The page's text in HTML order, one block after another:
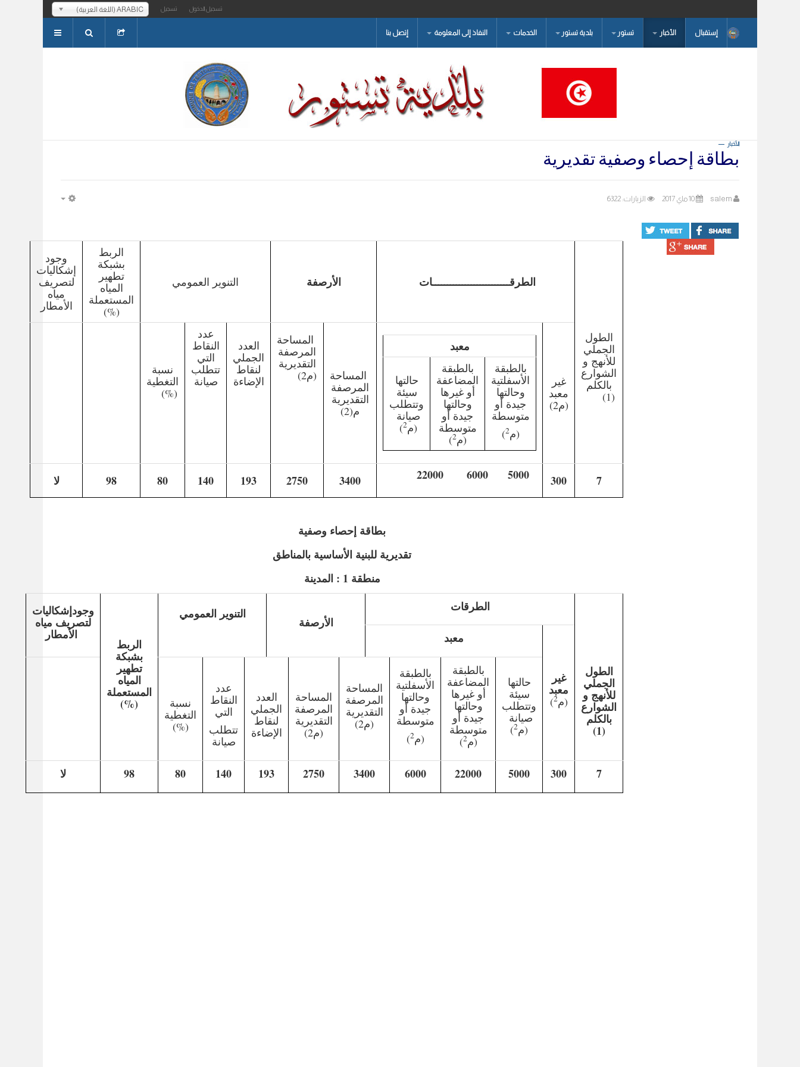
ARABIC (اللغة العربية) تسجيل الدخول تسجيل
إستقبال الأخبار تستور بلدية تستور الخدمات النفاذ إلى المعلومة إتصل بنا
الأخبار
بطاقة إحصاء وصفية تقديرية
salem 10 ماي 2017 الزيارات: 6322
الطول
الجملي
للأنهج و
الشوارع
بالكلم
(1)
الطرقــــــــــــــــــــــــــات الأرصفة التنوير العمومي
الربط
بشبكة
تطهير
المياه
المستعملة
(%)
وجود
إشكاليات
لتصريف
مياه
الأمطار
غير
معبد
(م2)
معبد
بالطبقة
الأسفلتية
وحالتها
جيدة أو
متوسطة
(م2
)
بالطبقة
المضاعفة
أو غيرها
وحالتها
جيدة أو
متوسطة
(م2
)
حالتها
سيئة
وتتطلب
صيانة
(م2
)
المساحة
المرصفة
التقديرية
م(2)
المساحة
المرصفة
التقديرية
(م2)
العدد
الجملي
لنقاط
الإضاءة
عدد
النقاط
التي
تتطلب
صيانة
نسبة
التغطية
(%)
7
300
3400
2750
193
140
80
98 لا
بطاقة إحصاء وصفية
تقديرية للبنية الأساسية بالمناطق
منطقة 1 : المدينة
الطول
الجملي
للأنهج و
الشوارع
بالكلم
(1)
الطرقات
الأرصفة
التنوير العمومي
الربط
بشبكة
تطهير
المياه
المستعملة
(%)
وجودإشكاليات
لتصريف مياه
الأمطار
غير
معبد
(م2
)
معبد
حالتها
سيئة
وتتطلب
صيانة
(م2
)
بالطبقة
المضاعفة
أو غيرها
وحالتها
جيدة أو
متوسطة
(م2
)
بالطبقة
الأسفلتية
وحالتها
جيدة أو
متوسطة
(م2
)
المساحة
المرصفة
التقديرية
(م2)
المساحة
المرصفة
التقديرية
(م2)
العدد
الجملي
لنقاط
الإضاءة
عدد
النقاط
التي
تتطلب
صيانة
نسبة
التغطية
(%)
7
300
5000
22000
6000
3400
2750
193
140
80
98 لا